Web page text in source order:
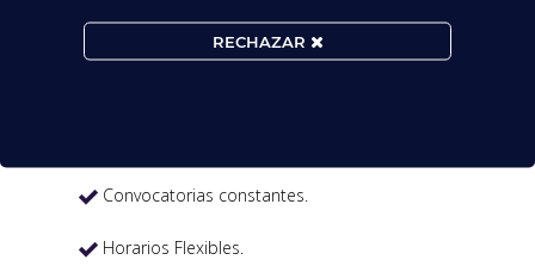

 Convocatorias constantes.
 Horarios Flexibles.
RECHAZAR